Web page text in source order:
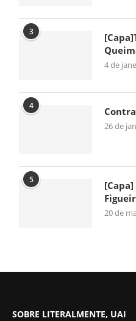
3
4 de
4
26 de
5
20 de
SOBRE LITERALMENTE, UAI